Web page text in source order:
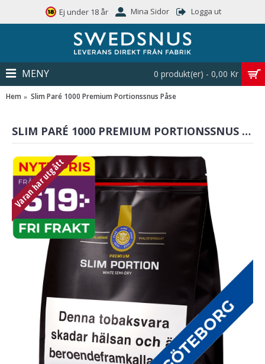
Ej under 18 år Mina Sidor Logga ut
0 produkt(er) - 0,00 Kr
MENY
Hem Slim Paré 1000 Premium Portionssnus Påse
SLIM PARÉ 1000 PREMIUM PORTIONSSNUS PÅSE
Varan har utgått